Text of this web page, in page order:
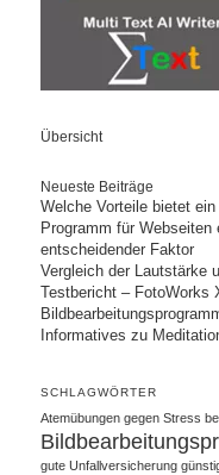
Übersicht
Neueste Beiträge
Welche Vorteile bietet
Programm für
entscheidender Faktor
Vergleich der Lautstärke
Testbericht – FotoWorks
Informatives zu
SCHLAGWÖRTER
Atemübungen gegen Stress
gute Unfallversicherung